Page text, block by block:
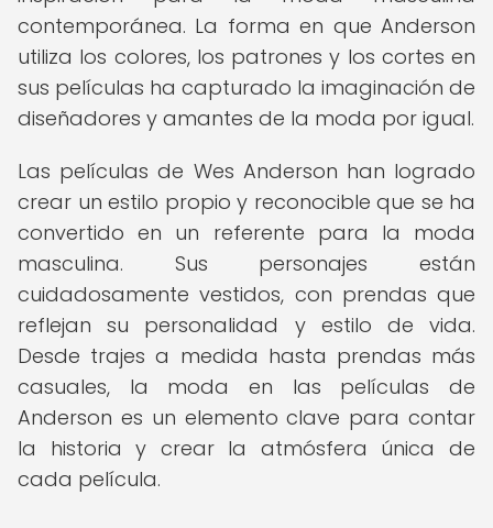
contemporánea. La forma en que Anderson
utiliza los colores, los patrones y los cortes en
sus películas ha capturado la imaginación de
diseñadores y amantes de la moda por igual.
Las películas de Wes Anderson han logrado
crear un estilo propio y reconocible que se ha
convertido en un referente para la moda
masculina. Sus personajes están
cuidadosamente vestidos, con prendas que
reflejan su personalidad y estilo de vida.
Desde trajes a medida hasta prendas más
casuales, la moda en las películas de
Anderson es un elemento clave para contar
la historia y crear la atmósfera única de
cada película.